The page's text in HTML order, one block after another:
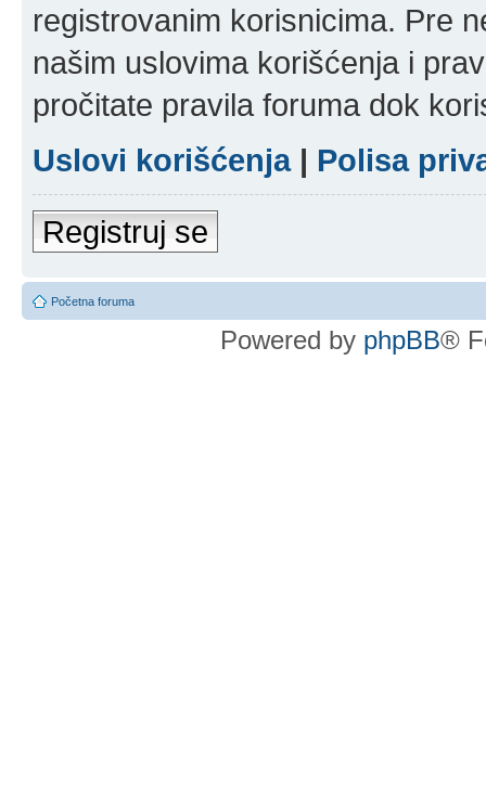
registrovanim korisnicima. Pre
našim uslovima korišćenja i
pročitate pravila foruma dok
Uslovi korišćenja| Polisa
Registruj se
Početna foruma
Powered by phpBB®